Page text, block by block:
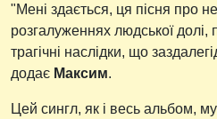
"Мені здається, ця пісня про
розгалуженнях людської долі,
трагічні наслідки, що
додає Максим.
Цей сингл, як і весь альбом,